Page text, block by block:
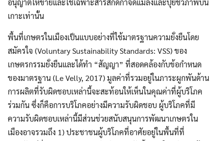
อนุญาตให้ขายและใช้เฉพาะสารสกัดกำจัดแมลงและปุ๋ยชีวภาพบน
เกาะเท่านั้น
พื้นที่เกษตรในเมืองเป็นแบบอย่างที่ใช้มาตรฐานความยั่งยืนโดย
สมัครใจ (Voluntary Sustainability Standards: VSS) ของ
เกษตรกรรมยั่งยืนและได้ทำ “สัญญา” ที่สอดคล้องกับข้อกำหนด
ของมาตรฐาน (Le Velly, 2017) มูลค่าที่รวมอยู่ในภาระผูกพันด้าน
การผลิตที่รับผิดชอบเหล่านี้จะสะท้อนให้เห็นในคุณค่าที่ผู้บริโภค
ร่วมกัน ซึ่งก็คือการบริโภคอย่างมีความรับผิดชอบ ผู้บริโภคที่มี
ความรับผิดชอบเหล่านี้มีส่วนช่วยสนับสนุนการพัฒนาเกษตรใน
เมืองอาจรวมถึง 1) ประชาชนผู้บริโภคที่อาศัยอยู่ในพื้นที่ที่